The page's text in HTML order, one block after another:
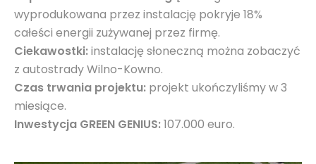
wyprodukowana przez instalację pokryje 18%
całeści energii zużywanej przez firmę.
Ciekawostki:instalację słoneczną można zobaczyć
z autostrady Wilno-Kowno.
Czas trwania projektu: projekt ukończyliśmy w 3
miesiące.
Inwestycja GREEN GENIUS:107.000 euro.